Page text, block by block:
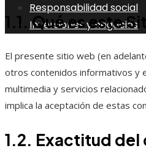
Responsabilidad social
Inversiones y negocios
1.1. Qué es este
El presente sitio web (en
otros contenidos informativos y
multimedia y servicios
implica la aceptación de estas
1.2. Exactitud